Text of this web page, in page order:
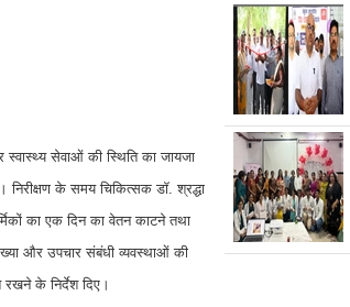
स्वास्थ्य सेवाओं की स्थिति का जायजा
निरीक्षण के समय चिकित्सक डॉ. श्रद्धा
का एक दिन का वेतन काटने तथा
और उपचार संबंधी व्यवस्थाओं की
के निर्देश दिए।